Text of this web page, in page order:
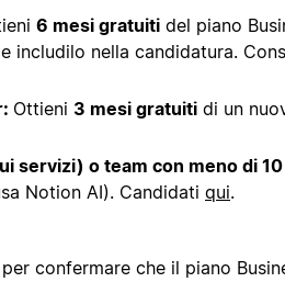
6 mesi gratuiti del piano
includilo nella candidatura.
Ottieni 3 mesi gratuiti di un
servizi) o team con meno di
Notion AI). Candidati qui.
confermare che il piano